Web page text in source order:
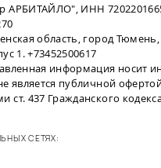
АРБИТАЙЛО", ИНН
область, город
1. +73452500617
информация носит
является публичной
ст. 437 Гражданского
СЕТЯХ: